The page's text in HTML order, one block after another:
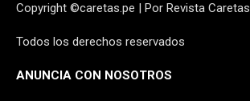
Copyright ©caretas.pe | Por Revista Caretas
Todos los derechos reservados
ANUNCIA CON NOSOTROS